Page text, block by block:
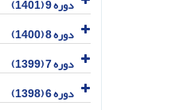
دوره 9 (1401)
دوره 8 (1400)
دوره 7 (1399)
دوره 6 (1398)